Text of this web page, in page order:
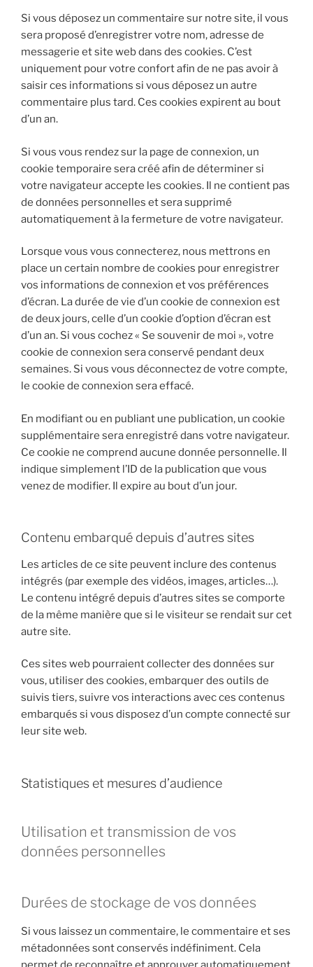
Si vous déposez un commentaire sur notre site, il vous
sera proposé d’enregistrer votre nom, adresse de
messagerie et site web dans des cookies. C’est
uniquement pour votre confort afin de ne pas avoir à
saisir ces informations si vous déposez un autre
commentaire plus tard. Ces cookies expirent au bout
d’un an.
Si vous vous rendez sur la page de connexion, un
cookie temporaire sera créé afin de déterminer si
votre navigateur accepte les cookies. Il ne contient pas
de données personnelles et sera supprimé
automatiquement à la fermeture de votre navigateur.
Lorsque vous vous connecterez, nous mettrons en
place un certain nombre de cookies pour enregistrer
vos informations de connexion et vos préférences
d’écran. La durée de vie d’un cookie de connexion est
de deux jours, celle d’un cookie d’option d’écran est
d’un an. Si vous cochez « Se souvenir de moi », votre
cookie de connexion sera conservé pendant deux
semaines. Si vous vous déconnectez de votre compte,
le cookie de connexion sera effacé.
En modifiant ou en publiant une publication, un cookie
supplémentaire sera enregistré dans votre navigateur.
Ce cookie ne comprend aucune donnée personnelle. Il
indique simplement l’ID de la publication que vous
venez de modifier. Il expire au bout d’un jour.
Contenu embarqué depuis d’autres sites
Les articles de ce site peuvent inclure des contenus
intégrés (par exemple des vidéos, images, articles…).
Le contenu intégré depuis d’autres sites se comporte
de la même manière que si le visiteur se rendait sur cet
autre site.
Ces sites web pourraient collecter des données sur
vous, utiliser des cookies, embarquer des outils de
suivis tiers, suivre vos interactions avec ces contenus
embarqués si vous disposez d’un compte connecté sur
leur site web.
Statistiques et mesures d’audience
Utilisation et transmission de vos
données personnelles
Durées de stockage de vos données
Si vous laissez un commentaire, le commentaire et ses
métadonnées sont conservés indéfiniment. Cela